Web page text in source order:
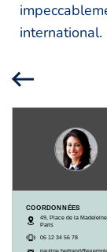
international.